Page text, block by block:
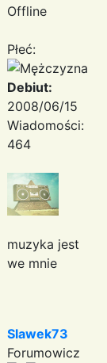
Offline
Płeć:
Debiut:
2008/06/15
Wiadomości:
464
muzyka jest
we mnie
Slawek73
Forumowicz